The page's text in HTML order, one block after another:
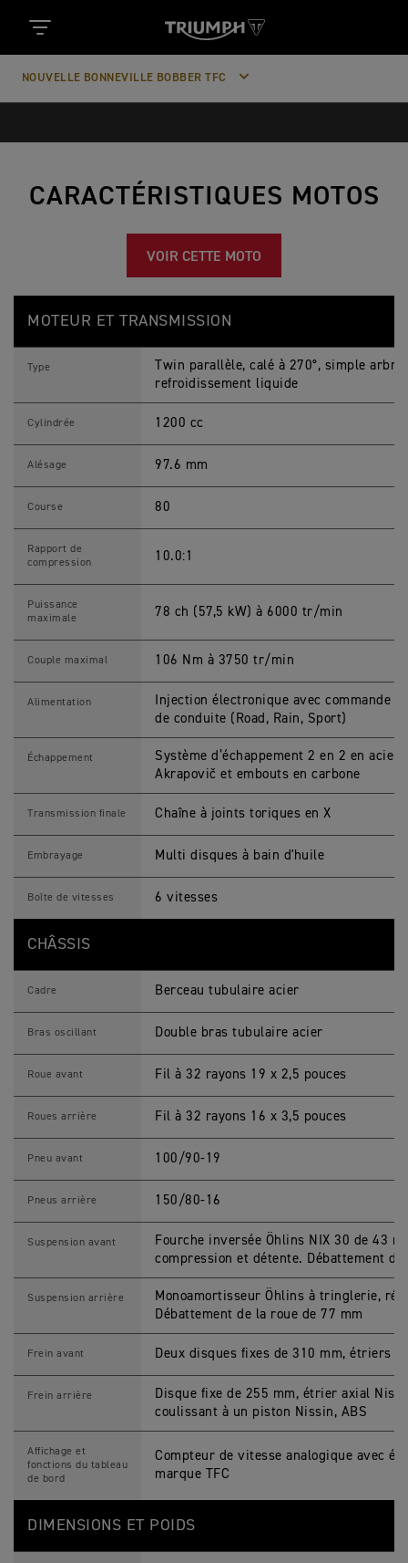
NOUVELLE BONNEVILLE BOBBER TFC
CARACTÉRISTIQUES MOTOS
VOIR CETTE MOTO
E
B
F
a
t
s
q
s
t
MOTEUR ET TRANSMISSION
Type
Twin parallèle, calé à 270°, simple arbre
refroidissement liquide
Cylindrée 1200 cc
Alésage 97.6 mm
Course 80
Rapport de
compression
10.0:1
Puissance
maximale
78 ch (57,5 kW) à 6000 tr/min
Couple maximal 106 Nm à 3750 tr/min
Alimentation
Injection électronique avec commande
de conduite (Road, Rain, Sport)
Échappement
Système d’échappement 2 en 2 en
Akrapovič et embouts en carbone
Transmission finale Chaîne à joints toriques en X
Embrayage Multi disques à bain d'huile
Boîte de vitesses 6 vitesses
CHÂSSIS
Cadre Berceau tubulaire acier
Bras oscillant Double bras tubulaire acier
Roue avant Fil à 32 rayons 19 x 2,5 pouces
Roues arrière Fil à 32 rayons 16 x 3,5 pouces
Pneu avant 100/90-19
Pneus arrière 150/80-16
Suspension avant
Fourche inversée Öhlins NIX 30 de 43
compression et détente. Débattement
Suspension arrière
Monoamortisseur Öhlins à tringlerie,
Débattement de la roue de 77 mm
Frein avant Deux disques fixes de 310 mm, étriers
Frein arrière
Disque fixe de 255 mm, étrier axial
coulissant à un piston Nissin, ABS
Affichage et
fonctions du tableau
de bord
Compteur de vitesse analogique avec
marque TFC
DIMENSIONS ET POIDS